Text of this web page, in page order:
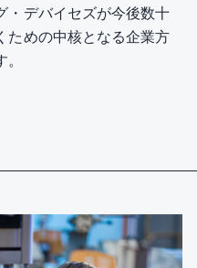
・デバイセズが今後数十
ための中核となる企業方